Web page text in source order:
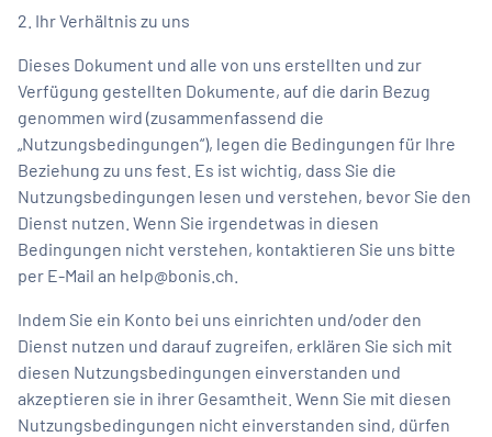
2. Ihr Verhältnis zu uns
Dieses Dokument und alle von uns erstellten und zur
Verfügung gestellten Dokumente, auf die darin Bezug
genommen wird (zusammenfassend die
„Nutzungsbedingungen“), legen die Bedingungen für Ihre
Beziehung zu uns fest. Es ist wichtig, dass Sie die
Nutzungsbedingungen lesen und verstehen, bevor Sie den
Dienst nutzen. Wenn Sie irgendetwas in diesen
Bedingungen nicht verstehen, kontaktieren Sie uns bitte
per E-Mail an help@bonis.ch
Indem Sie ein Konto bei uns einrichten und/oder den
Dienst nutzen und darauf zugreifen, erklären Sie sich mit
diesen Nutzungsbedingungen einverstanden und
akzeptieren sie in ihrer Gesamtheit. Wenn Sie mit diesen
Nutzungsbedingungen nicht einverstanden sind, dürfen